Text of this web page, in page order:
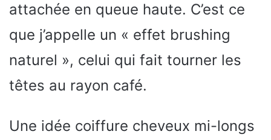
attachée en queue haute. C’est ce
que j’appelle un « effet brushing
naturel », celui qui fait tourner les
têtes au rayon café.
Une idée coiffure cheveux mi-longs